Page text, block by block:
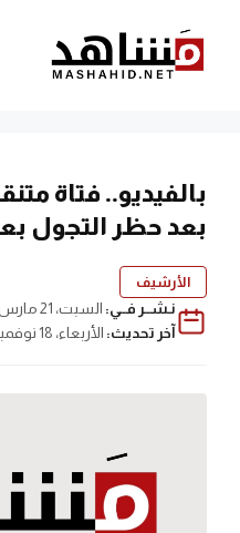
المحتوى
بالفيديو.. فتاة
بعد حظر التجول
الأرشيف
نـشــر فــي: السبت، 21 مارس 2020 | 11:00 م
آخر تحديث: الأربعاء، 18 نوفمبر 2020 | 1:39 م